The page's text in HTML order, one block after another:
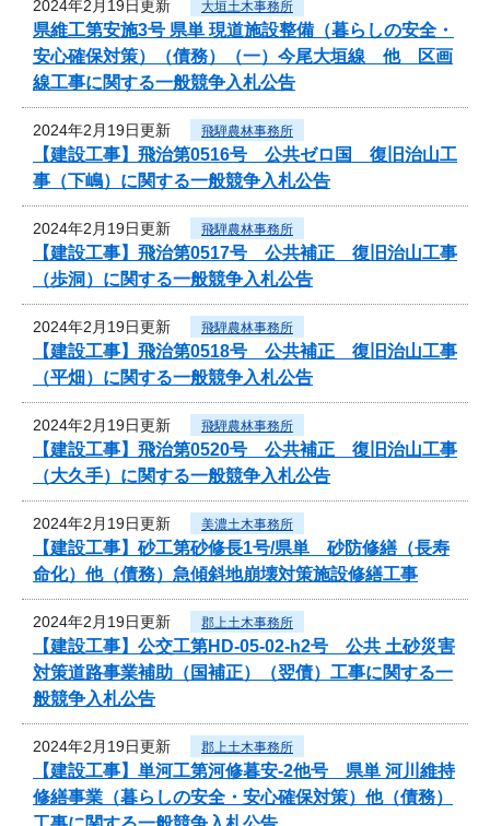
2024年2月19日更新 大垣土木事務所
県維工第安施3号 県単 現道施設整備（暮らしの安全・
安心確保対策）（債務）（一）今尾大垣線 他 区画
線工事に関する一般競争入札公告
2024年2月19日更新 飛騨農林事務所
【建設工事】飛治第0516号 公共ゼロ国 復旧治山工
事（下嶋）に関する一般競争入札公告
2024年2月19日更新 飛騨農林事務所
【建設工事】飛治第0517号 公共補正 復旧治山工事
（歩洞）に関する一般競争入札公告
2024年2月19日更新 飛騨農林事務所
【建設工事】飛治第0518号 公共補正 復旧治山工事
（平畑）に関する一般競争入札公告
2024年2月19日更新 飛騨農林事務所
【建設工事】飛治第0520号 公共補正 復旧治山工事
（大久手）に関する一般競争入札公告
2024年2月19日更新 美濃土木事務所
【建設工事】砂工第砂修長1号/県単 砂防修繕（長寿
命化）他（債務）急傾斜地崩壊対策施設修繕工事
2024年2月19日更新 郡上土木事務所
【建設工事】公交工第HD-05-02-h2号 公共 土砂災害
対策道路事業補助（国補正）（翌債）工事に関する一
般競争入札公告
2024年2月19日更新 郡上土木事務所
【建設工事】単河工第河修暮安-2他号 県単 河川維持
修繕事業（暮らしの安全・安心確保対策）他（債務）